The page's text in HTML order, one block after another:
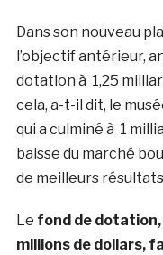
Dans son nouveau
l’objectif antérieur,
dotation à 1,25
cela, a-t-il dit, le
qui a culminé à 1
baisse du marché
de meilleurs
Le fond de dotation,
millions de dollars,